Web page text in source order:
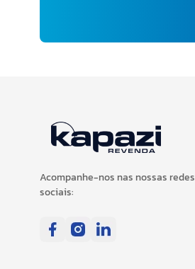
Acompanhe-nos nas nossas redes
sociais: